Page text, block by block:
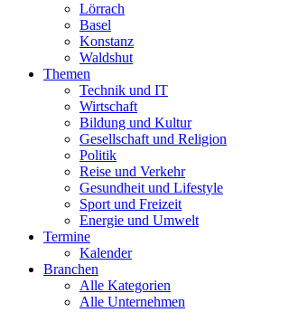
Lörrach
Basel
Konstanz
Waldshut
Themen
Technik und IT
Wirtschaft
Bildung und Kultur
Gesellschaft und Religion
Politik
Reise und Verkehr
Gesundheit und Lifestyle
Sport und Freizeit
Energie und Umwelt
Termine
Kalender
Branchen
Alle Kategorien
Alle Unternehmen